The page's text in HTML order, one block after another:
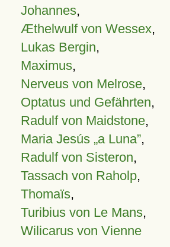
Johannes,
Æthelwulf von Wessex,
Lukas Bergin,
Maximus,
Nerveus von Melrose,
Optatus und Gefährten,
Radulf von Maidstone,
Maria Jesús „a Luna”,
Radulf von Sisteron,
Tassach von Raholp,
Thomaïs,
Turibius von Le Mans,
Wilicarus von Vienne